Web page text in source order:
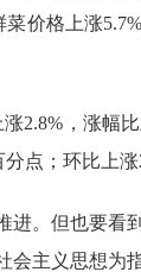
菜价格上涨5.7%
涨2.8% ，涨幅
分点；环比上涨
。但也要
主义思想